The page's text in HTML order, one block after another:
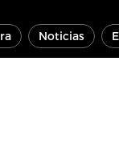
Noticias